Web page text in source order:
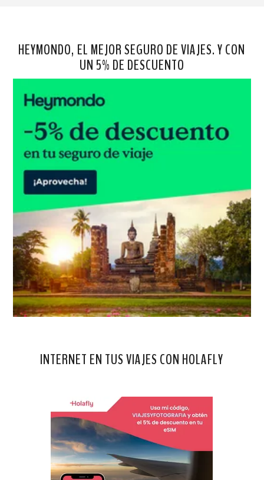
HEYMONDO, EL MEJOR SEGURO DE VIAJES. Y CON
UN 5% DE DESCUENTO
INTERNET EN TUS VIAJES CON HOLAFLY